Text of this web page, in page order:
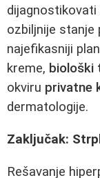
ozbiljnije stanje
najefikasniji
kreme, biološki
okviru privatne
dermatologije.
Zaključak:
Rešavanje